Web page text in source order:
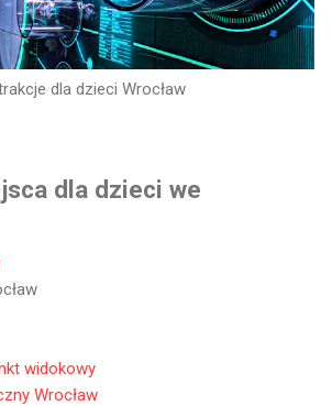
dla dzieci Wrocław
dla dzieci we
widokowy
Wrocław